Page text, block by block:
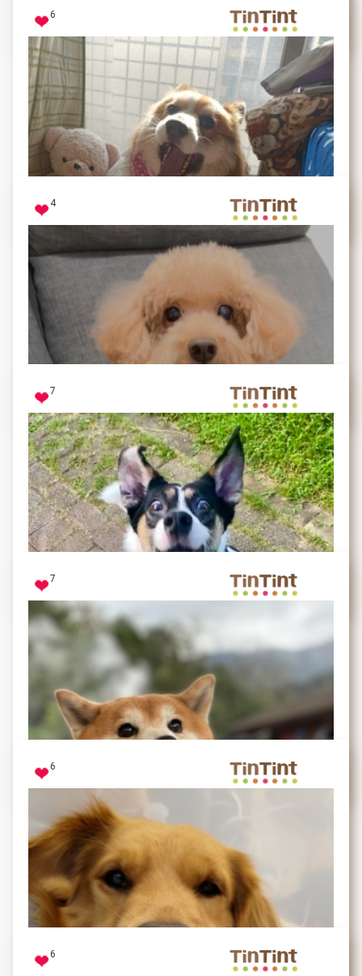
看到熱氣球好高興，而且今天好多人稱讚我很帥❤️
DOKI
6
陽光正好，打個哈欠先。
憨憨
4
等著被摸摸 耳朵飛起來的時候最可愛♡
7
捕捉大寶寶飛起來的瞬間
7
牠們笑了，我們的臉上也有幸福的感覺
6
6